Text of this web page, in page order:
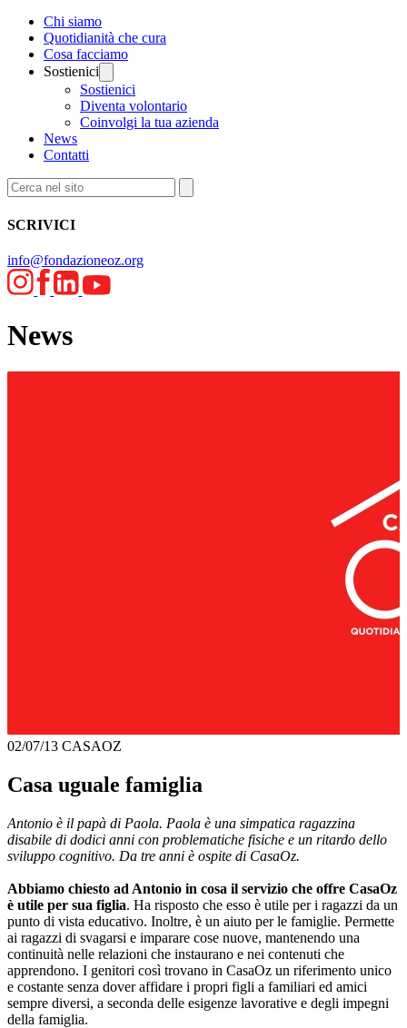
Chi siamo
Quotidianità che cura
Cosa facciamo
Sostienici
Sostienici
Diventa volontario
Coinvolgi la tua azienda
News
Contatti
SCRIVICI
info@fondazioneoz.org
News
02/07/13 CASAOZ
Casa uguale famiglia
Antonio è il papà di Paola. Paola è una simpatica ragazzina
disabile di dodici anni con problematiche fisiche e un ritardo dello
sviluppo cognitivo. Da tre anni è ospite di CasaOz.
Abbiamo chiesto ad Antonio in cosa il servizio che offre CasaOz
è utile per sua figlia. Ha risposto che esso è utile per i ragazzi da un
punto di vista educativo. Inoltre, è un aiuto per le famiglie. Permette
ai ragazzi di svagarsi e imparare cose nuove, mantenendo una
continuità nelle relazioni che instaurano e nei contenuti che
apprendono. I genitori così trovano in CasaOz un riferimento unico
e costante senza dover affidare i propri figli a familiari ed amici
sempre diversi, a seconda delle esigenze lavorative e degli impegni
della famiglia.